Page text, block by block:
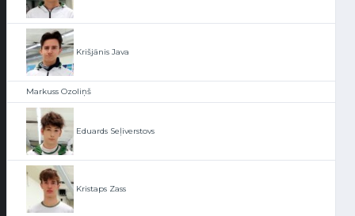
Krišjānis Java
Markuss Ozoliņš
Eduards Seļiverstovs
Kristaps Zass